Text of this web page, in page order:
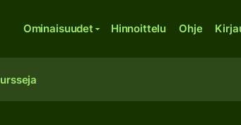
Ominaisuudet Hinnoittelu Ohje